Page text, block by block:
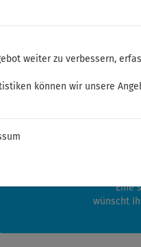
NWS ELORA
zwischen 28.07.2026
Ihre Bestellungen in diesem
Eine
wünscht
weiter zu verbessern,
können wir unsere